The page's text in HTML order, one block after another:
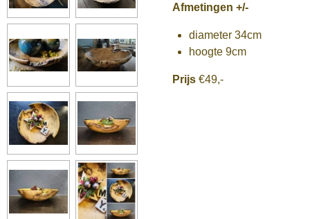
Afmetingen +/-
diameter 34cm
hoogte 9cm
Prijs €49,-